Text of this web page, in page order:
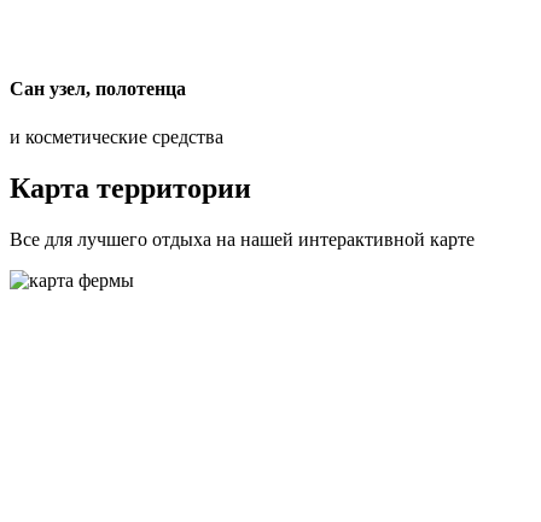
Сан узел, полотенца
и косметические средства
Карта территории
Все для лучшего отдыха на нашей интерактивной карте